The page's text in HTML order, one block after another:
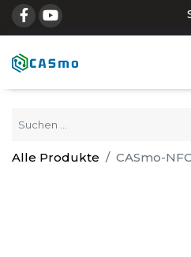
Alle Produkte CASmo-NFC